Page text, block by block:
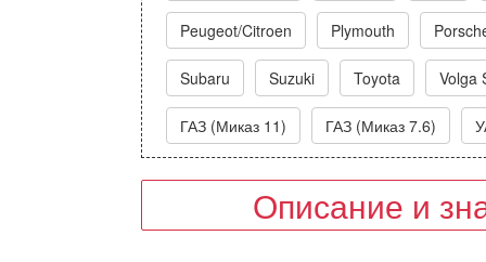
Peugeot/Citroen Plymouth
Subaru Suzuki Toyota Volga
ГАЗ (Миказ 11) ГАЗ (Миказ 7.6)
Описание и